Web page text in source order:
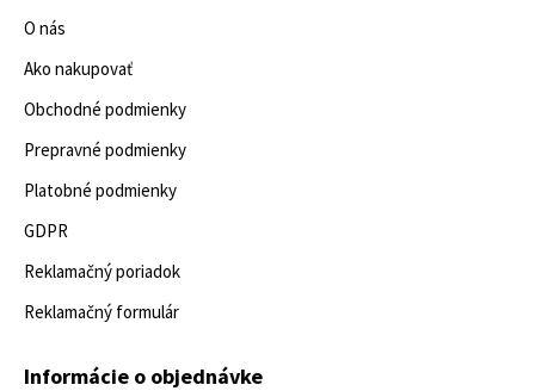
O nás
Ako nakupovať
Obchodné podmienky
Prepravné podmienky
Platobné podmienky
GDPR
Reklamačný poriadok
Reklamačný formulár
Informácie o objednávke